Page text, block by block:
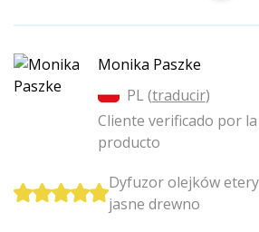
Monika Paszke
PL (traducir)
Cliente verificado por
producto
Dyfuzor olejków
jasne drewno